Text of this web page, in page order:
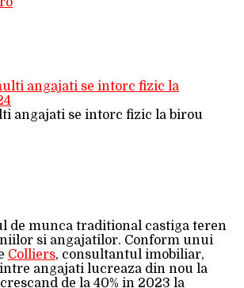
angajati se intorc fizic la birou
de munca traditional castiga teren
si angajatilor. Conform unui
Colliers, consultantul imobiliar,
angajati lucreaza din nou la
de la 40% in 2023 la